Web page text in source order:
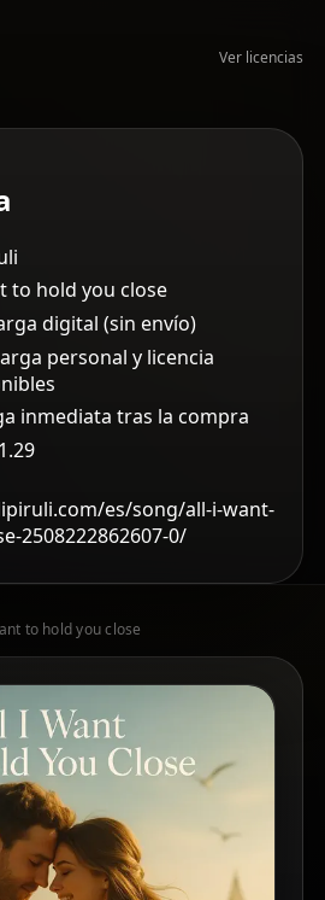
Ver licencias
to hold you close
digital (sin envío)
personal y licencia
inmediata tras la compra
es/song/all-i-want-
2508222862607-0/
to hold you close